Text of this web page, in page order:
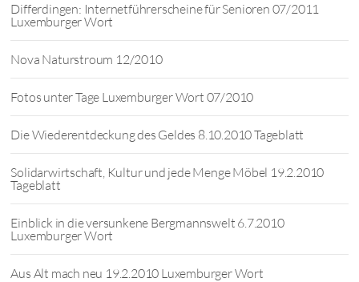
Differdingen: Internetführerscheine für Senioren 07/2011
Luxemburger Wort
Nova Naturstroum 12/2010
Fotos unter Tage Luxemburger Wort 07/2010
Die Wiederentdeckung des Geldes 8.10.2010 Tageblatt
Solidarwirtschaft, Kultur und jede Menge Möbel 19.2.2010
Tageblatt
Einblick in die versunkene Bergmannswelt 6.7.2010
Luxemburger Wort
Aus Alt mach neu 19.2.2010 Luxemburger Wort